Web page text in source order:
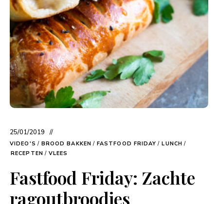
25/01/2019
VIDEO'S / BROOD BAKKEN / FASTFOOD FRIDAY / LUNCH /
RECEPTEN / VLEES
Fastfood Friday: Zachte
ragoutbroodjes